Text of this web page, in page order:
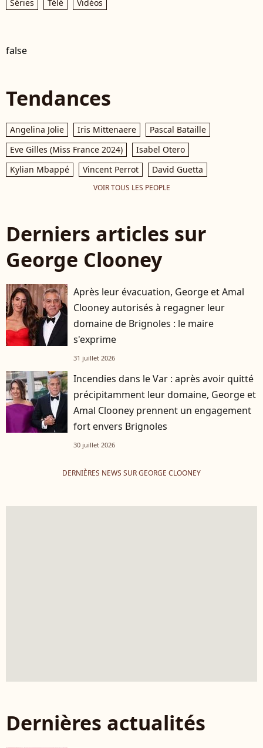
Séries Télé Vidéos
false
Tendances
Angelina Jolie Iris Mittenaere
Pascal Bataille
Eve Gilles (Miss France 2024)
Isabel Otero
Kylian Mbappé
Vincent Perrot David Guetta
VOIR TOUS LES PEOPLE
Derniers articles sur
George Clooney
Après leur évacuation, George et Amal
Clooney autorisés à regagner leur
domaine de Brignoles : le maire
s'exprime
31 juillet 2026
Incendies dans le Var : après avoir quitté
précipitamment leur domaine, George et
Amal Clooney prennent un engagement
fort envers Brignoles
30 juillet 2026
DERNIÈRES NEWS SUR GEORGE CLOONEY
Dernières actualités